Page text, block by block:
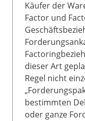
Käufer der
Factor und
dieser Art
Regel nicht
bestimmten
oder ganze